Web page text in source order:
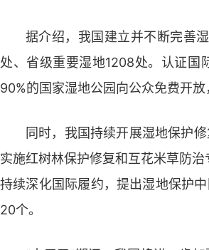
据介绍，我国建立并不断完善
处、省级重要湿地1208处。认证
90%的国家湿地公园向公众免费开
同时，我国持续开展湿地保护
实施红树林保护修复和互花米草防
持续深化国际履约，提出湿地保护
20个。